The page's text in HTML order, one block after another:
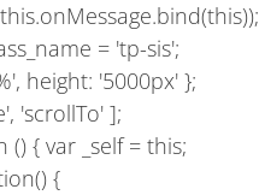
= 'tp-sis';
height: '5000px' };
'scrollTo' ];
{ var _self = this;
{